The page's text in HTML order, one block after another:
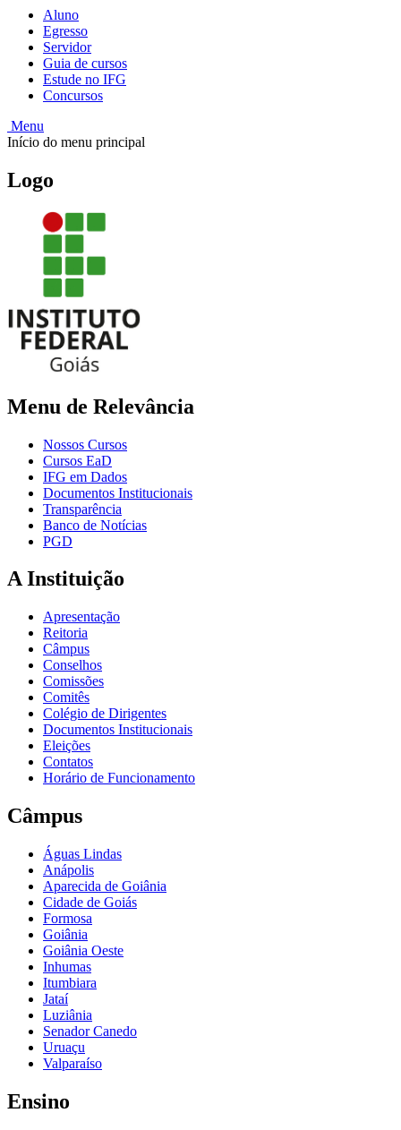
Aluno
Egresso
Servidor
Guia de cursos
Estude no IFG
Concursos
Menu
Início do menu principal
Logo
Menu de Relevância
Nossos Cursos
Cursos EaD
IFG em Dados
Documentos Institucionais
Transparência
Banco de Notícias
PGD
A Instituição
Apresentação
Reitoria
Câmpus
Conselhos
Comissões
Comitês
Colégio de Dirigentes
Documentos Institucionais
Eleições
Contatos
Horário de Funcionamento
Câmpus
Águas Lindas
Anápolis
Aparecida de Goiânia
Cidade de Goiás
Formosa
Goiânia
Goiânia Oeste
Inhumas
Itumbiara
Jataí
Luziânia
Senador Canedo
Uruaçu
Valparaíso
Ensino